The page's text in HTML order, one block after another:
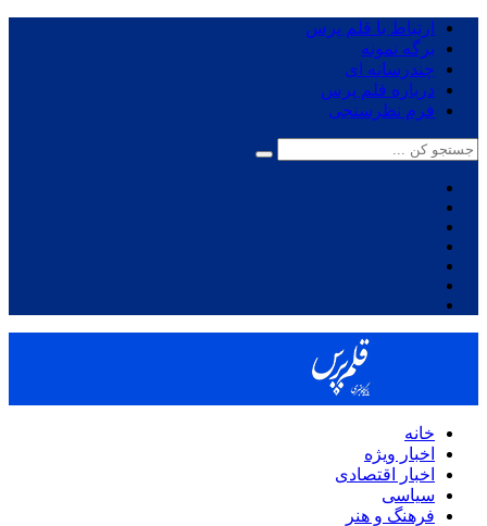
ارتباط با قلم پرس
برگه نمونه
چندرسانه ای
درباره قلم پرس
فرم نظرسنجی
خانه
اخبار ویژه
اخبار اقتصادی
سیاسی
فرهنگ و هنر